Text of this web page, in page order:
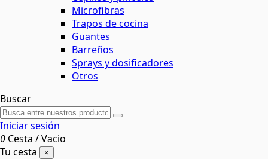
Microfibras
Trapos de cocina
Guantes
Barreños
Sprays y dosificadores
Otros
Buscar
Iniciar sesión
0 Cesta /Vacio
Tu cesta
×